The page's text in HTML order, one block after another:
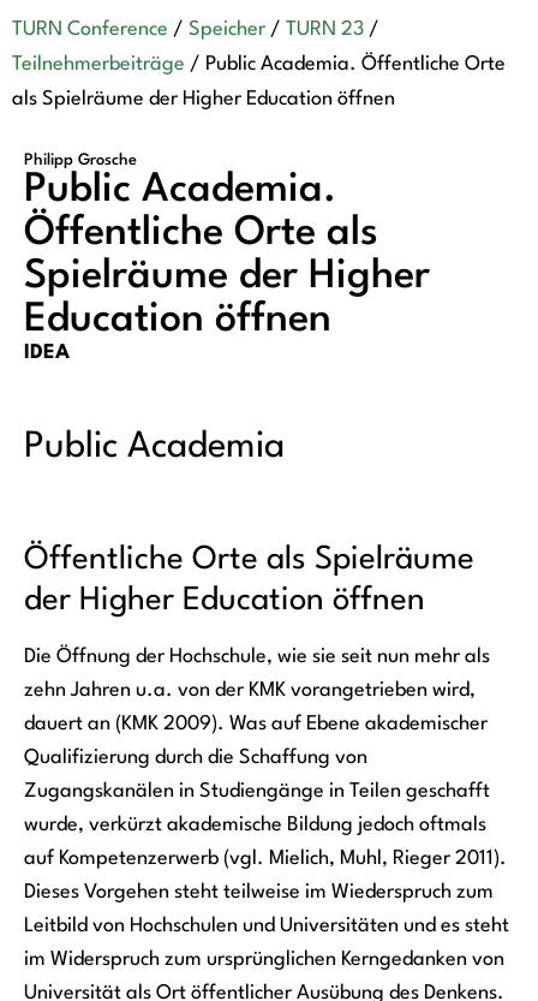
TURN Conference / Speicher / TURN 23 /
Teilnehmerbeiträge / Public Academia. Öffentliche Orte
als Spielräume der Higher Education öffnen
Philipp Grosche
Public Academia.
Öffentliche Orte als
Spielräume der Higher
Education öffnen
IDEA
Public Academia
Öffentliche Orte als Spielräume
der Higher Education öffnen
Die Öffnung der Hochschule, wie sie seit nun mehr als
zehn Jahren u.a. von der KMK vorangetrieben wird,
dauert an (KMK 2009). Was auf Ebene akademischer
Qualifizierung durch die Schaffung von
Zugangskanälen in Studiengänge in Teilen geschafft
wurde, verkürzt akademische Bildung jedoch oftmals
auf Kompetenzerwerb (vgl. Mielich, Muhl, Rieger 2011).
Dieses Vorgehen steht teilweise im Wiederspruch zum
Leitbild von Hochschulen und Universitäten und es steht
im Widerspruch zum ursprünglichen Kerngedanken von
Universität als Ort öffentlicher Ausübung des Denkens.